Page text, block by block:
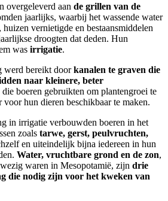
overgeleverd aan de grillen van de
jaarlijks, waarbij het wassende water
huizen vernietigde en bestaansmiddelen
droogten dat deden. Hun
was irrigatie.
werd bereikt doorkanalen te graven die
naar kleinere, beter
die boeren gebruikten om plantengroei te
hun dieren beschikbaar te maken.
in irrigatie verbouwden boeren in het
zoals tarwe, gerst, peulvruchten,
en uiteindelijk bijna iedereen in hun
Water, vruchtbare grond en de zon,
waren in Mesopotamië, zijn drie
die nodig zijn voor het kweken van